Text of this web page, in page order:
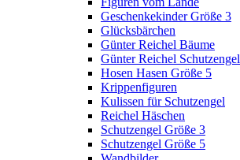
Geschenkekinder Größe 3
Glücksbärchen
Günter Reichel Bäume
Günter Reichel Schutzengel
Hosen Hasen Größe 5
Krippenfiguren
Kulissen für Schutzengel
Reichel Häschen
Schutzengel Größe 3
Schutzengel Größe 5